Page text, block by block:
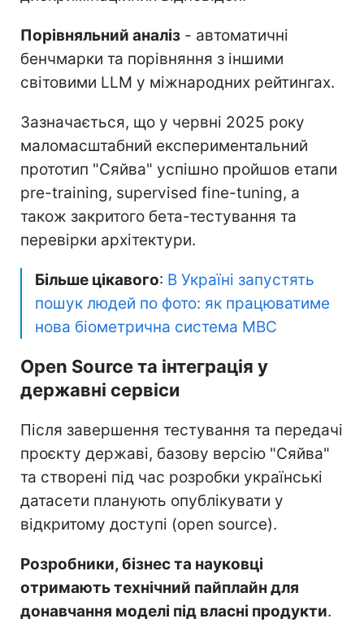
Порівняльний аналіз - автоматичні
бенчмарки та порівняння з іншими
світовими LLM у міжнародних рейтингах.
Зазначається, що у червні 2025 року
маломасштабний експериментальний
прототип "Сяйва" успішно пройшов етапи
pre-training, supervised fine-tuning, а
також закритого бета-тестування та
перевірки архітектури.
Більше цікавого: В Україні запустять
пошук людей по фото: як працюватиме
нова біометрична система МВС
Open Source та інтеграція у
державні сервіси
Після завершення тестування та передачі
проєкту державі, базову версію "Сяйва"
та створені під час розробки українські
датасети планують опублікувати у
відкритому доступі (open source).
Розробники, бізнес та науковці
отримають технічний пайплайн для
донавчання моделі під власні продукти.